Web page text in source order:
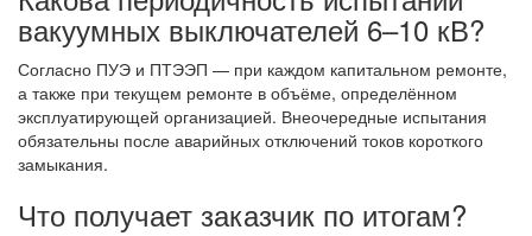
вакуумных выключателей 6–10 кВ?
Согласно ПУЭ и ПТЭЭП — при каждом капитальном ремонте,
а также при текущем ремонте в объёме, определённом
эксплуатирующей организацией. Внеочередные испытания
обязательны после аварийных отключений токов короткого
замыкания.
Что получает заказчик по итогам?